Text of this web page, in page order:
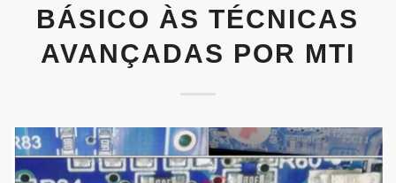
BÁSICO ÀS TÉCNICAS
AVANÇADAS POR MTI